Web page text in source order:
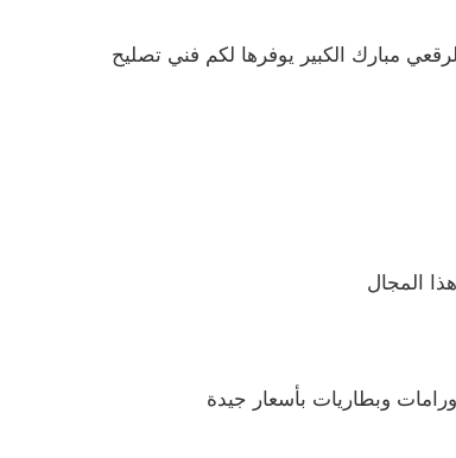
مبارك الكبير يوفرها لكم فني تصليح
المجال
وبطاريات بأسعار جيدة